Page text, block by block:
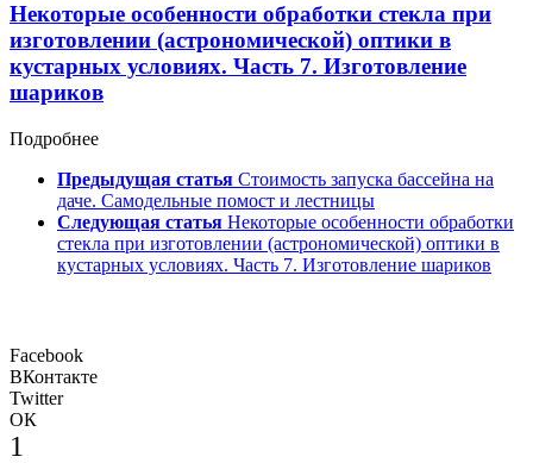
Некоторые особенности обработки стекла при
изготовлении (астрономической) оптики в
кустарных условиях. Часть 7. Изготовление
шариков
Подробнее
Предыдущая статья Стоимость запуска бассейна на
даче. Самодельные помост и лестницы
Следующая статья Некоторые особенности обработки
стекла при изготовлении (астрономической) оптики в
кустарных условиях. Часть 7. Изготовление шариков
Facebook
ВКонтакте
Twitter
ОК
1